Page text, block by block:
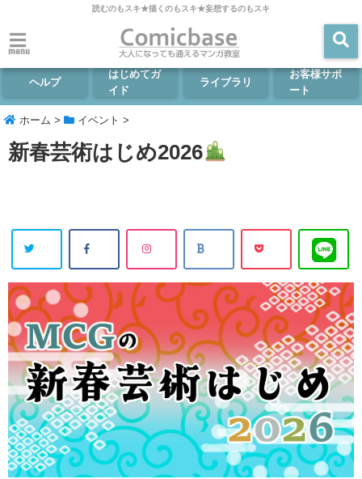
読むのもスキ★描くのもスキ★妄想するのもスキ
menu
ヘルプ
はじめてガ
イド
ライブラリ
お客様サポ
ート
ホーム > イベント >
新春芸術はじめ2026